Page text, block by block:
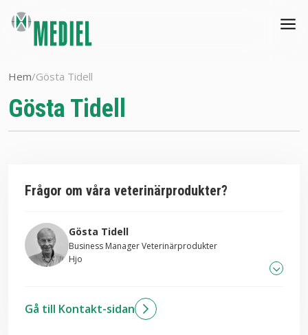
Hem/Gösta Tidell
Gösta Tidell
Frågor om våra veterinärprodukter?
Gösta Tidell
Business Manager Veterinärprodukter
Hjo
Skicka mail till Gösta
Gå till Kontakt-sidan